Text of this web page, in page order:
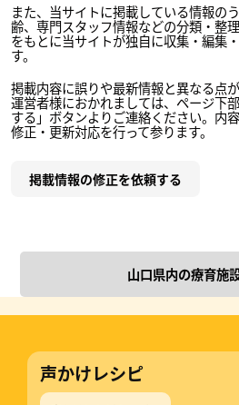
また、当サイトに掲載している情報の
齢、専門スタッフ情報などの分類・整
をもとに当サイトが独自に収集・編集
す。
掲載内容に誤りや最新情報と異なる点
運営者様におかれましては、ページ下
する」ボタンよりご連絡ください。内
修正・更新対応を行って参ります。
掲載情報の修正を依頼する
山口県内の療育施
声かけレシピ